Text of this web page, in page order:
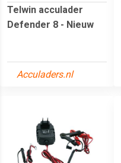
Telwin acculader
Defender 8 - Nieuw
Acculaders.nl